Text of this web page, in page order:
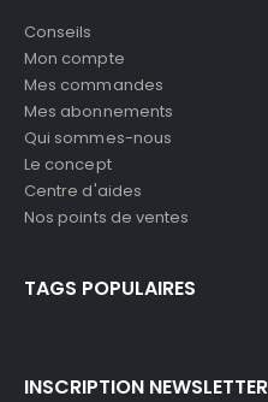
Conseils
Mon compte
Mes commandes
Mes abonnements
Qui sommes-nous
Le concept
Centre d'aides
Nos points de ventes
TAGS POPULAIRES
INSCRIPTION NEWSLETTER